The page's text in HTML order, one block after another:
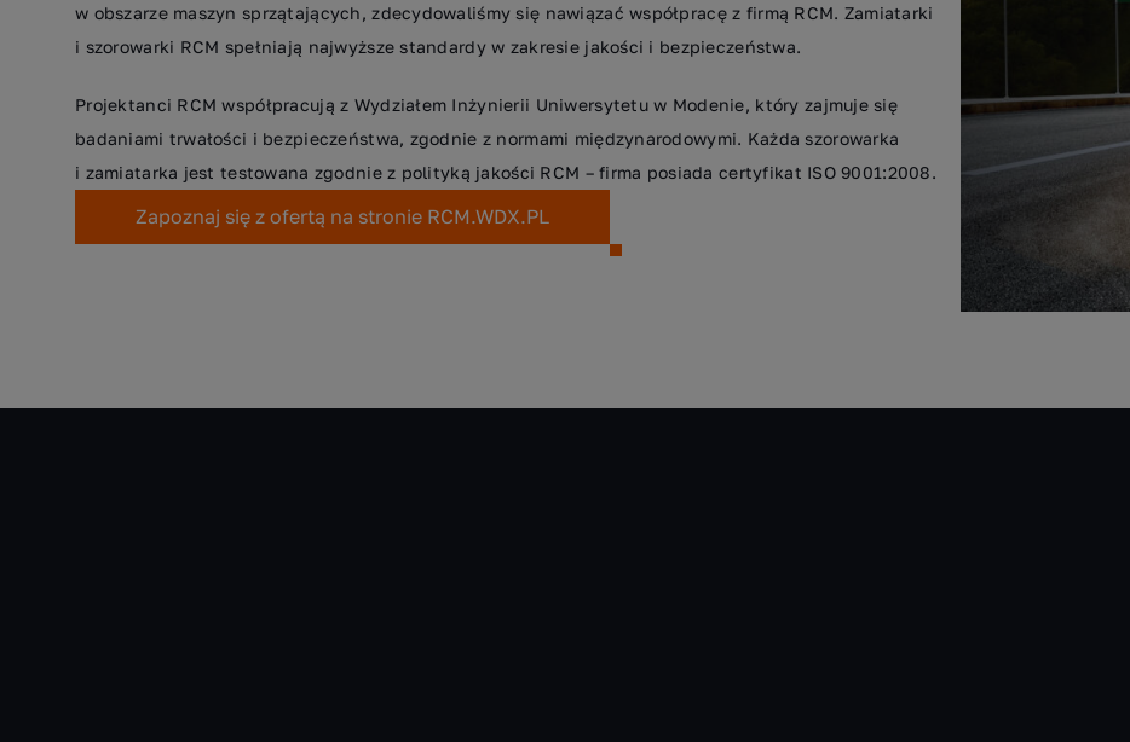
w obszarze maszyn sprzątających, zdecydowaliśmy się nawiązać współpracę z firmą RCM. Zamiatarki
i szorowarki RCM spełniają najwyższe standardy w zakresie jakości i bezpieczeństwa.
Projektanci RCM współpracują z Wydziałem Inżynierii Uniwersytetu w Modenie, który zajmuje się
badaniami trwałości i bezpieczeństwa, zgodnie z normami międzynarodowymi. Każda szorowarka
i zamiatarka jest testowana zgodnie z polityką jakości RCM – firma posiada certyfikat ISO 9001:2008.
Zapoznaj się z ofertą na stronie RCM.WDX.PL